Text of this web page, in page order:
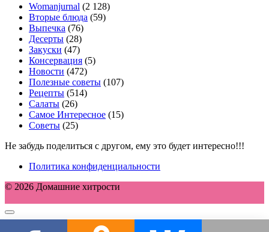
Womanjurnal (2 128)
Вторые блюда (59)
Выпечка (76)
Десерты (28)
Закуски (47)
Консервация (5)
Новости (472)
Полезные советы (107)
Рецепты (514)
Салаты (26)
Самое Интересное (15)
Советы (25)
Не забудь поделиться с другом, ему это будет интересно!!!
Политика конфиденциальности
© 2026 Домашние хитрости
Этот сайт использует cookie для хранения данных. Продолжая